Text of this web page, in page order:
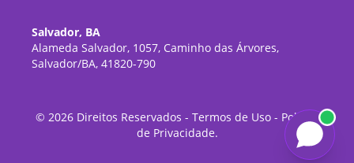
Salvador, BA
Alameda Salvador, 1057, Caminho das Árvores,
Salvador/BA, 41820-790
© 2026Direitos Reservados - Termos de Uso- Política
de Privacidade.